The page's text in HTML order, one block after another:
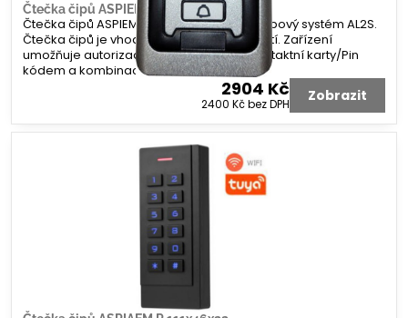
Čtečka čipů ASPIEM K 120x58x20
Čtečka čipů ASPIEM K 120x58x20 pro přístupový systém AL2S.
Čtečka čipů je vhodná pro venkovní použití. Zařízení
umožňuje autorizaci pomocí čipu/bezkontaktní karty/Pin
kódem a kombinace
2904 Kč
2400 Kčbez DPH Zobrazit